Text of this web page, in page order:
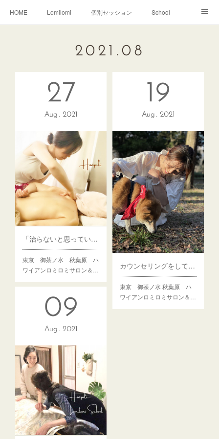
HOME Lomilomi 個別セッション School
2021 . 08
27
Aug 2021
「治らないと思っていた首肩の痛み、治る気がします！」
東京 御茶ノ水 秋葉原 ハ
ワイアンロミロミサロン＆…
19
Aug 2021
カウンセリングをしてもらっているよう！自分を見つめ直す時間
東京 御茶ノ水 秋葉原 ハ
ワイアンロミロミサロン＆…
09
Aug 2021